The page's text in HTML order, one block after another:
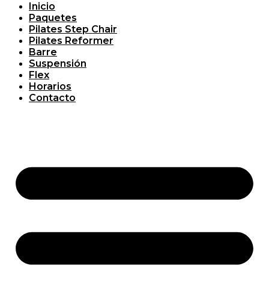
Inicio
Paquetes
Pilates Step Chair
Pilates Reformer
Barre
Suspensión
Flex
Horarios
Contacto